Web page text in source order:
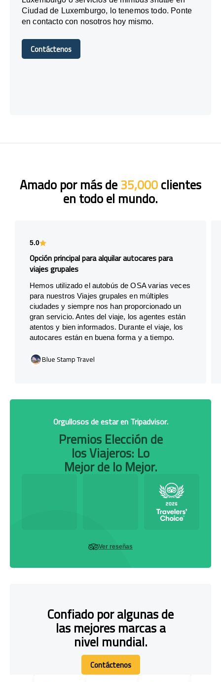
Ciudad de Luxemburgo, lo tenemos todo. Ponte
en contacto con nosotros hoy mismo.
Contáctenos
Contáctenos
Amado por más de35,000clientes
en todo el mundo.
5.0
Opción principal para alquilar autocares para
viajes grupales
Hemos utilizado el autobús de OSA varias veces
para nuestros Viajes grupales en múltiples
ciudades y siempre nos han proporcionado un
gran servicio. Antes del viaje, los agentes están
atentos y bien informados. Durante el viaje, los
autocares están en buena forma y a tiempo.
Blue Stamp Travel
Orgullosos de estar en Tripadvisor.
Premios Elección de
los Viajeros: Lo
Mejor de lo Mejor.
Ver reseñas
Confiado por algunas de
las mejores marcas a
nivel mundial.
Contáctenos
Contáctenos